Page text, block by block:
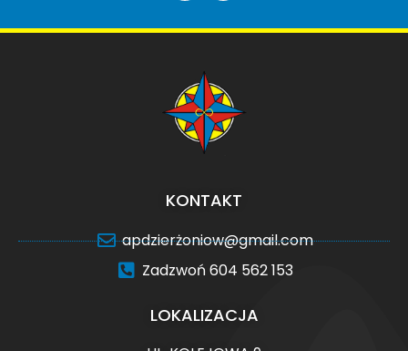
KONTAKT
apdzierżoniow@gmail.com
Zadzwoń 604 562 153
LOKALIZACJA